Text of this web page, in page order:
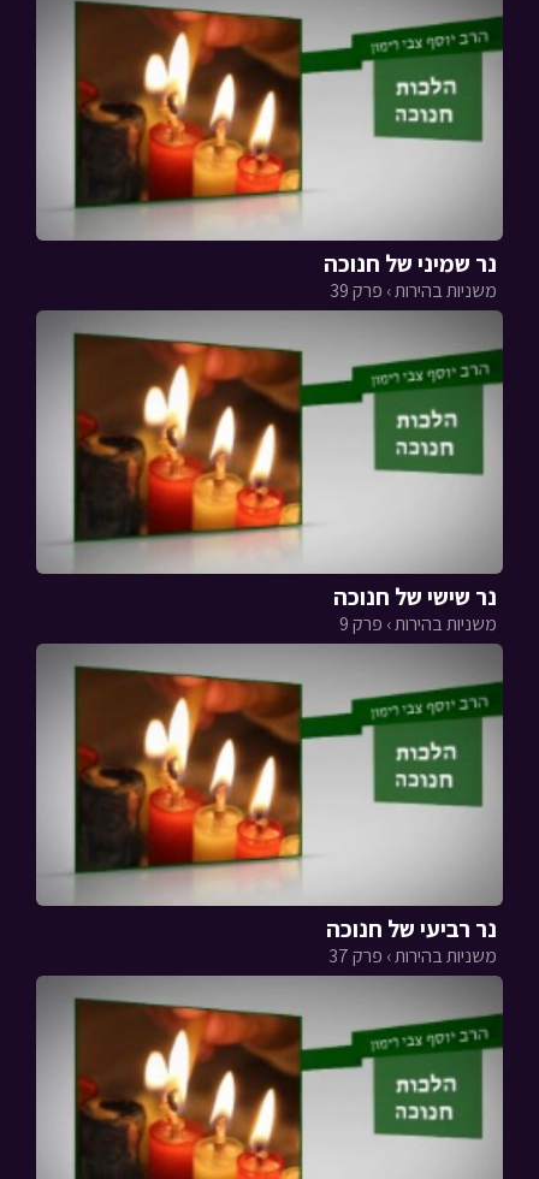
נר שמיני של חנוכה
משניות בהירות › פרק 39
נר שישי של חנוכה
משניות בהירות › פרק 9
נר רביעי של חנוכה
משניות בהירות › פרק 37